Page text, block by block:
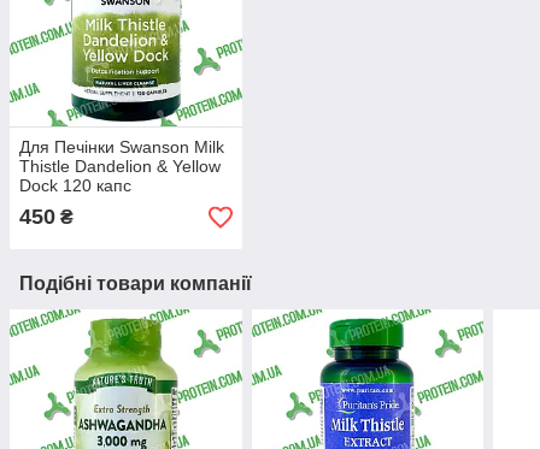
Для Печінки Swanson Milk
Thistle Dandelion & Yellow
Dock 120 капс
Расторопша Кульбабаба
Жовтий Док
450 ₴
Подібні товари компанії